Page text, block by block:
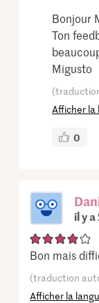
Bonjour
Ton
Migusto
Afficher la
0
il y
Bon mais
(traduction
Afficher la